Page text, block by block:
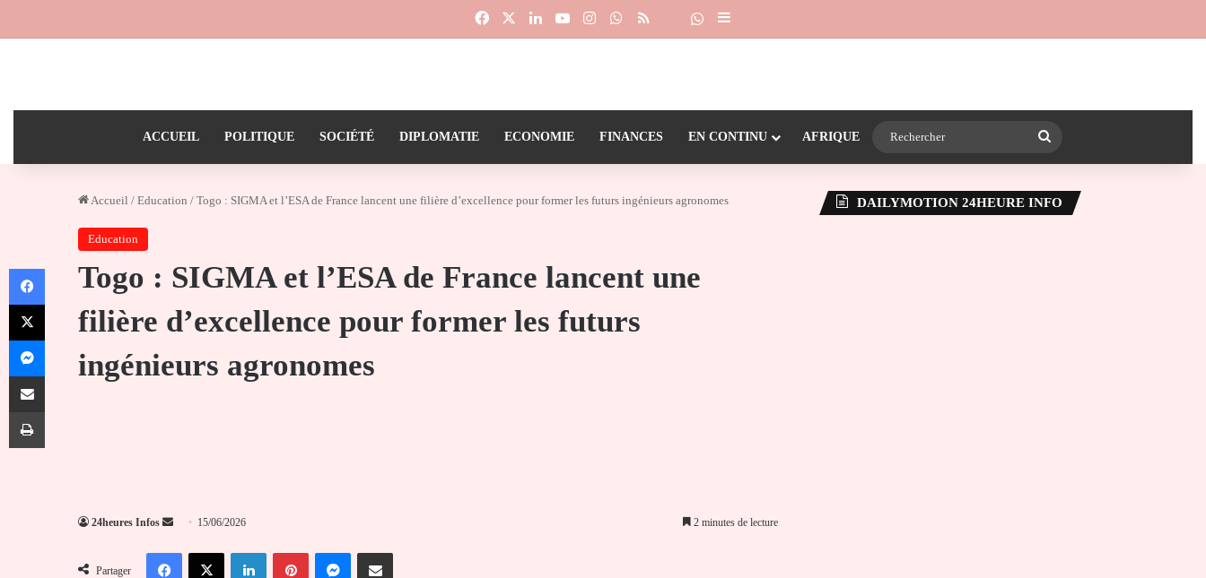
FacebookLinkedinYouTubeInstagramWhatsApp
RSS Dailymotion
Suivre la chaîne 24heureinfo sur WhatsApp
Sidebar (barre latérale)
ACCUEIL POLITIQUE SOCIÉTÉ DIPLOMATIE ECONOMIE FINANCES EN CONTINU AFRIQUE
Accueil / Education / Togo : SIGMA et l’ESA de France lancent une filière d’excellence pour former les futurs ingénieurs agronomes
Education
Togo : SIGMA et l’ESA de France lancent une
filière d’excellence pour former les futurs
ingénieurs agronomes
24heures Infos
Envoyer
courriel
15/06/2026 2 minutes de lecture
Partager
FacebookX LinkedinPinterestMessengerPartager par email
DAILYMOTION 24HEURE INFO
Facebook
X
Messenger
Partager par email